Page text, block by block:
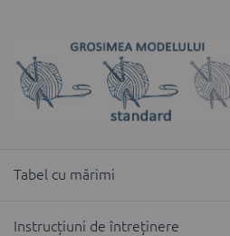
Tabel cu mărimi
Instrucțiuni de întreținere